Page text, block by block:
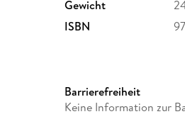
Gewicht
ISBN
Barrierefreiheit
Keine Information zur